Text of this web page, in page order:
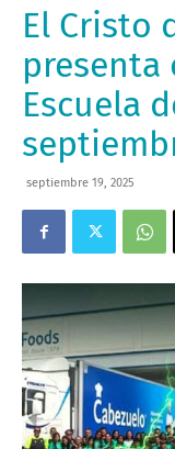
El Cristo
presenta
Escuela
septiembre 19, 2025